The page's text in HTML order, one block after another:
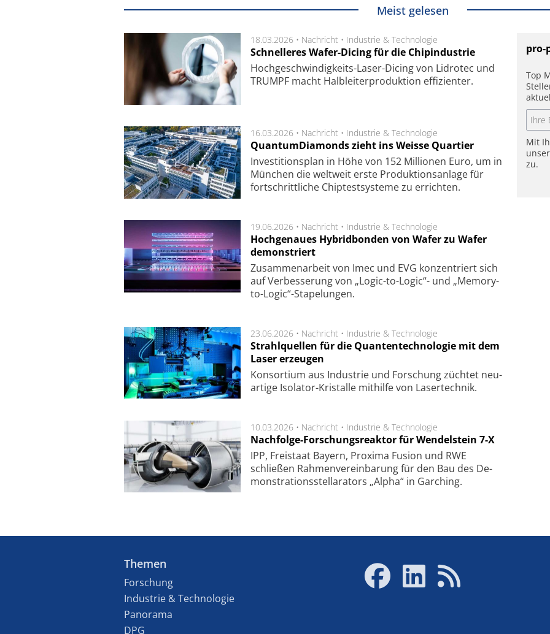
Meist gelesen
18.03.2026 • Nachricht • Industrie & Technologie
Schnelleres Wafer-Dicing für die Chipindustrie
Hoch­ge­schwin­dig­keits-Laser-Dicing von Lidrotec und
TRUMPF macht Halb­lei­ter­pro­duk­tion ef­fi­zien­ter.
16.03.2026 • Nachricht • Industrie & Technologie
QuantumDiamonds zieht ins Weisse Quartier
Inves­ti­tions­plan in Höhe von 152 Mil­lio­nen Euro, um in
Mün­chen die welt­weit ers­te Pro­duk­tions­an­la­ge für
fort­schritt­li­che Chip­test­sys­te­me zu er­rich­ten.
19.06.2026 • Nachricht • Industrie & Technologie
Hochgenaues Hybridbonden von Wafer zu Wafer
demonstriert
Zu­sam­men­arbeit von Imec und EVG kon­zen­triert sich
auf Ver­bes­se­rung von „Logic-to-Logic“- und „Memory-
to-Logic“-Sta­pe­lungen.
23.06.2026 • Nachricht • Industrie & Technologie
Strahlquellen für die Quantentechnologie mit dem
Laser erzeugen
Kon­sor­tium aus In­dus­trie und For­schung züch­tet neu­
ar­ti­ge Iso­lator-Kris­tal­le mit­hil­fe von Laser­tech­nik.
10.03.2026 • Nachricht • Industrie & Technologie
Nachfolge-Forschungsreaktor für Wendelstein 7-X
IPP, Frei­staat Bay­ern, Pro­xi­ma Fu­sion und RWE
schließen Rah­men­ver­ein­ba­rung für den Bau des De­
mon­stra­tions­stel­la­ra­tors „Alpha“ in Gar­ching.
pro-
Top
Mit
zu.
Themen
Forschung
Industrie & Technologie
Panorama
DPG